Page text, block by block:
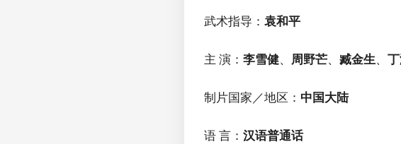
武术指导： 袁和平
主 演： 李雪健、 周野芒、 臧金生、
制片国家／地区： 中国大陆
语 言： 汉语普通话